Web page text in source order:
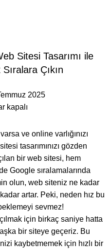
Sitesi Tasarımı ile
Çıkın
2025
kapalı
ve online varlığınızı
tasarımınızı gözden
bir web sitesi, hem
Google sıralamalarında
olun, web siteniz ne kadar
kadar artar. Peki, neden hız bu
sevmez!
için birkaç saniye hatta
bir siteye geçeriz. Bu
kaybetmemek için hızlı bir